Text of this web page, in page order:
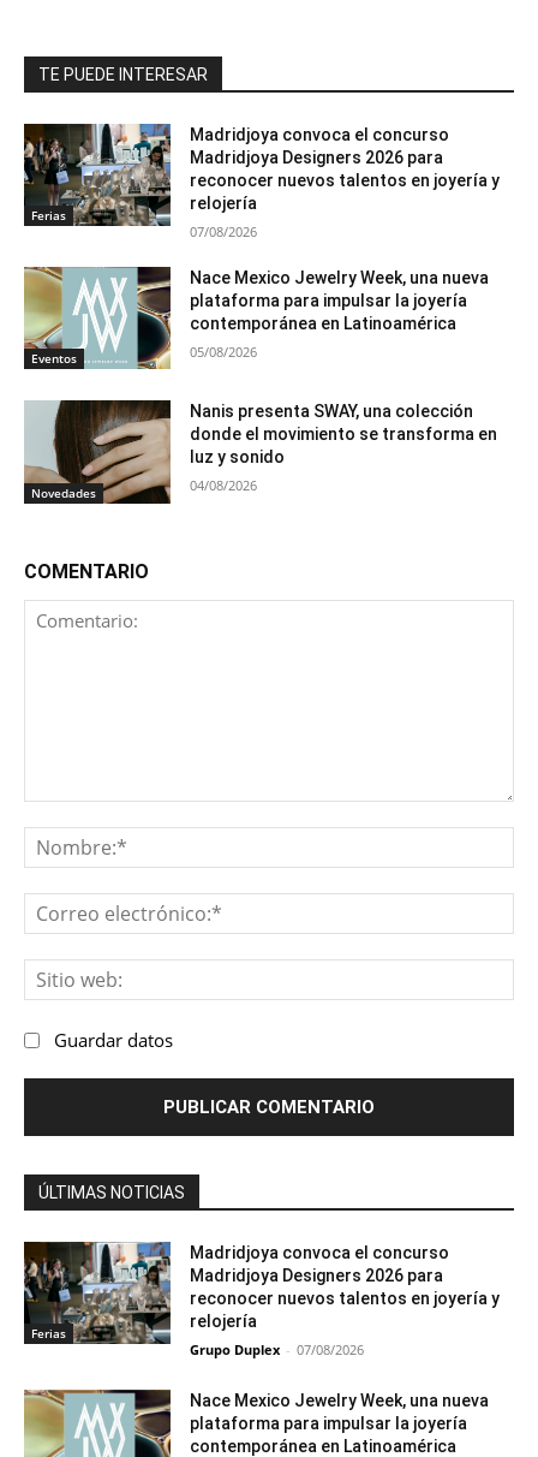
TE PUEDE INTERESAR
Ferias
Madridjoya convoca el concurso
Madridjoya Designers 2026 para
reconocer nuevos talentos en joyería y
relojería
07/08/2026
Eventos
Nace Mexico Jewelry Week, una nueva
plataforma para impulsar la joyería
contemporánea en Latinoamérica
05/08/2026
Novedades
Nanis presenta SWAY, una colección
donde el movimiento se transforma en
luz y sonido
04/08/2026
COMENTARIO
Guardar datos
ÚLTIMAS NOTICIAS
Ferias
Madridjoya convoca el concurso
Madridjoya Designers 2026 para
reconocer nuevos talentos en joyería y
relojería
Grupo Duplex - 07/08/2026
Nace Mexico Jewelry Week, una nueva
plataforma para impulsar la joyería
contemporánea en Latinoamérica